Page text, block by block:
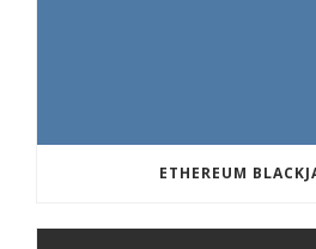
ETHEREUM